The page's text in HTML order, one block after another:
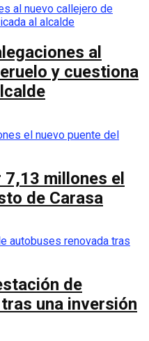
al
y cuestiona
millones el
de Carasa
de
una inversión